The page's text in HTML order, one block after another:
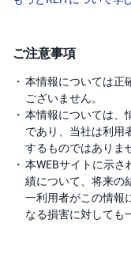
ご注意事項
本情報については正
ございません。
本情報については、
であり、当社は利用
するものではありま
本WEBサイトに示
績について、将来の
一利用者がこの情報
なる損害に対しても